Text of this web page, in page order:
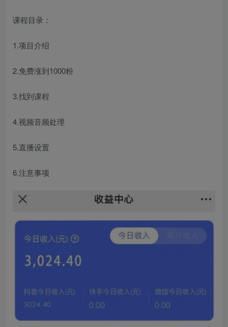
课程目录：
1.项目介绍
2.免费涨到1000粉
3.找到课程
4.视频音频处理
5.直播设置
6.注意事项